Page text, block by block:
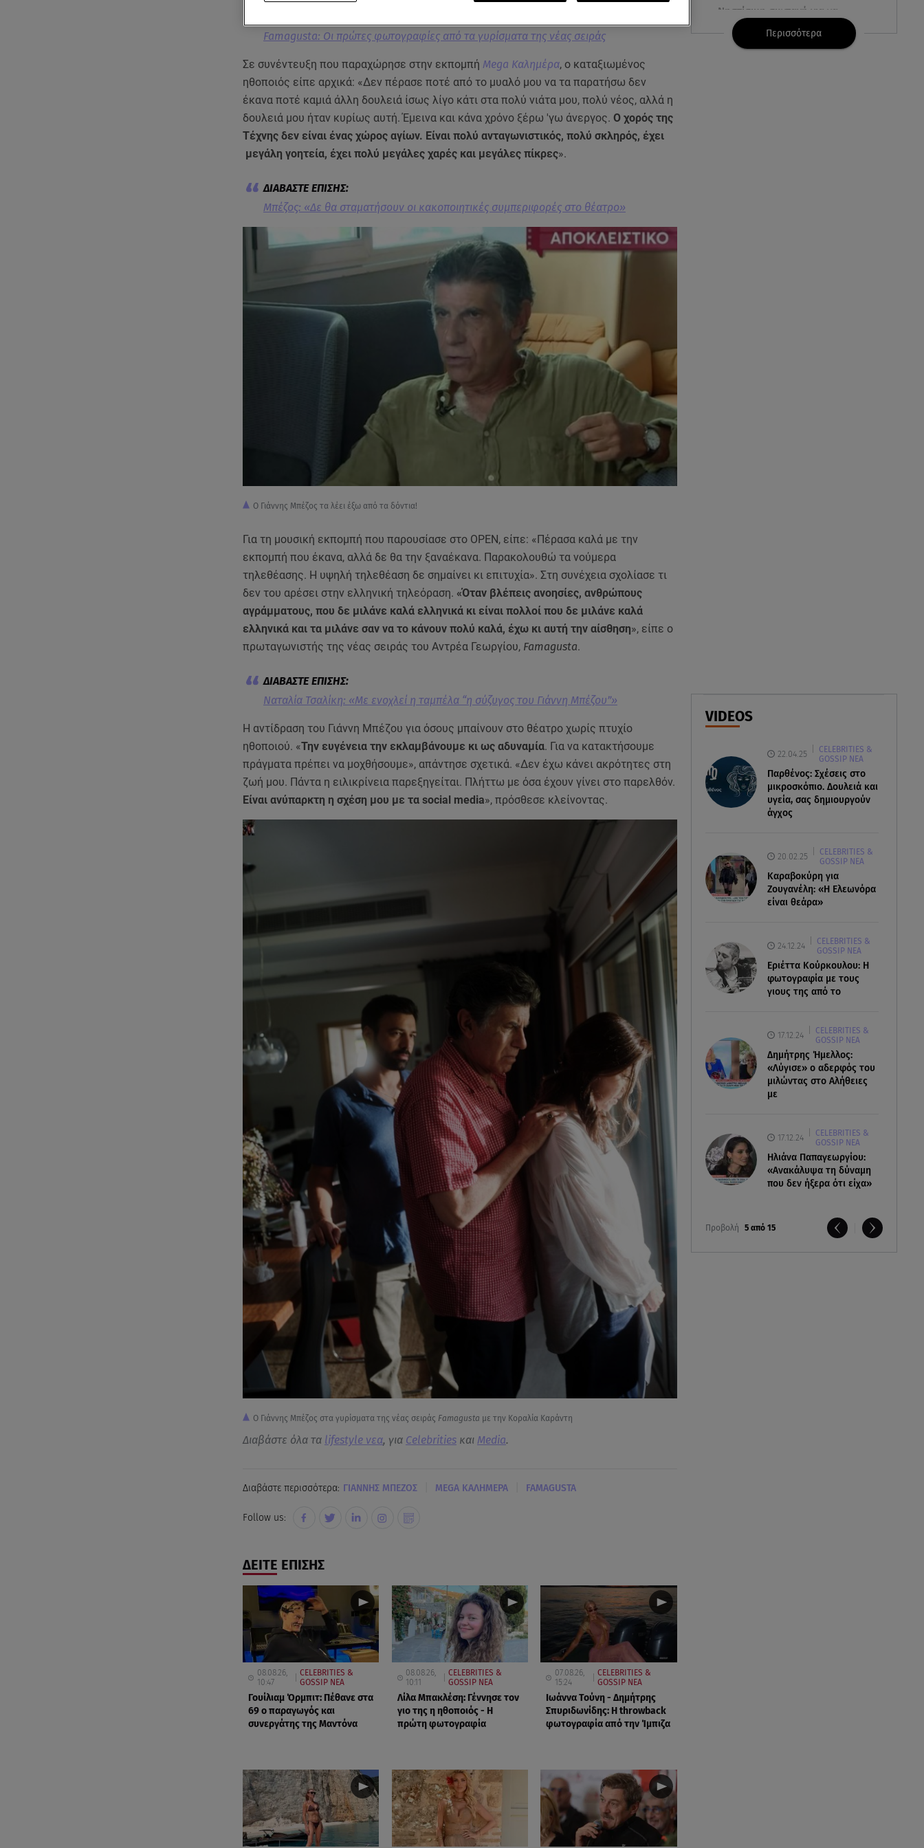
Νηστίσιμη συνταγή για να
φτιάξετε χαλβά με σοκολάτα και
πορτοκάλι
Κρήτη: Τουρίστας ρωτούσε
ασελγήσει σε 10χρονη
Περισσότερα
VIDEOS
22.04.25
CELEBRITIES &
GOSSIP ΝΕΑ
Παρθένος: Σχέσεις στο
μικροσκόπιο. Δουλειά και
υγεία, σας δημιουργούν
άγχος
20.02.25
CELEBRITIES &
GOSSIP ΝΕΑ
Καραβοκύρη για
Ζουγανέλη: «Η Ελεωνόρα
είναι θεάρα»
24.12.24
CELEBRITIES &
GOSSIP ΝΕΑ
Εριέττα Κούρκουλου: Η
φωτογραφία με τους
γιους της από το
17.12.24
CELEBRITIES &
GOSSIP ΝΕΑ
Δημήτρης Ήμελλος:
«Λύγισε» ο αδερφός του
μιλώντας στο Αλήθειες
με
17.12.24
CELEBRITIES &
GOSSIP ΝΕΑ
Ηλιάνα Παπαγεωργίου:
«Ανακάλυψα τη δύναμη
που δεν ήξερα ότι είχα»
Προβολή 5 από 15
Famagusta: Οι πρώτες φωτογραφίες από τα γυρίσματα της νέας σειράς
Σε συνέντευξη που παραχώρησε στην εκπομπή Mega Καλημέρα, ο καταξιωμένος
ηθοποιός είπε αρχικά: «Δεν πέρασε ποτέ από το μυαλό μου να τα παρατήσω δεν
έκανα ποτέ καμιά άλλη δουλειά ίσως λίγο κάτι στα πολύ νιάτα μου, πολύ νέος, αλλά η
δουλειά μου ήταν κυρίως αυτή. Έμεινα και κάνα χρόνο ξέρω 'γω άνεργος. Ο χορός της
Τέχνης δεν είναι ένας χώρος αγίων. Είναι πολύ ανταγωνιστικός, πολύ σκληρός, έχει
μεγάλη γοητεία, έχει πολύ μεγάλες χαρές και μεγάλες πίκρες».
Μπέζος: «Δε θα σταματήσουν οι κακοποιητικές συμπεριφορές στο θέατρο»
Ο Γιάννης Μπέζος τα λέει έξω από τα δόντια!
Για τη μουσική εκπομπή που παρουσίασε στο OPEN, είπε: «Πέρασα καλά με την
εκπομπή που έκανα, αλλά δε θα την ξαναέκανα. Παρακολουθώ τα νούμερα
τηλεθέασης. Η υψηλή τηλεθέαση δε σημαίνει κι επιτυχία». Στη συνέχεια σχολίασε τι
δεν του αρέσει στην ελληνική τηλεόραση. «Όταν βλέπεις ανοησίες, ανθρώπους
αγράμματους, που δε μιλάνε καλά ελληνικά κι είναι πολλοί που δε μιλάνε καλά
ελληνικά και τα μιλάνε σαν να το κάνουν πολύ καλά, έχω κι αυτή την αίσθηση», είπε ο
πρωταγωνιστής της νέας σειράς του Αντρέα Γεωργίου,Famagusta.
Ναταλία Τσαλίκη: «Με ενοχλεί η ταμπέλα “η σύζυγος του Γιάννη Μπέζου”»
Η αντίδραση του Γιάννη Μπέζου για όσους μπαίνουν στο θέατρο χωρίς πτυχίο
ηθοποιού. «Την ευγένεια την εκλαμβάνουμε κι ως αδυναμία. Για να κατακτήσουμε
πράγματα πρέπει να μοχθήσουμε», απάντησε σχετικά. «Δεν έχω κάνει ακρότητες στη
ζωή μου. Πάντα η ειλικρίνεια παρεξηγείται. Πλήττω με όσα έχουν γίνει στο παρελθόν.
Είναι ανύπαρκτη η σχέση μου με τα social media», πρόσθεσε κλείνοντας.
Ο Γιάννης Μπέζος στα γυρίσματα της νέας σειράς Famagusta με την Κοραλία Καράντη
Διαβάστε όλα τα lifestyle νεα, για Celebritiesκαι Media.
Διαβάστε περισσότερα: ΓΙΑΝΝΗΣ ΜΠΕΖΟΣ MEGA ΚΑΛΗΜΕΡΑ FAMAGUSTA
Follow us:
ΔΕΙΤΕ ΕΠΙΣΗΣ
08.08.26,
10:47
CELEBRITIES &
GOSSIP ΝΕΑ
Γουίλιαμ Όρμπιτ: Πέθανε στα
69 ο παραγωγός και
συνεργάτης της Μαντόνα
08.08.26,
10:11
CELEBRITIES &
GOSSIP ΝΕΑ
Λίλα Μπακλέση: Γέννησε τον
γιο της η ηθοποιός - Η
πρώτη φωτογραφία
07.08.26,
15:24
CELEBRITIES &
GOSSIP ΝΕΑ
Ιωάννα Τούνη - Δημήτρης
Σπυριδωνίδης: Η throwback
φωτογραφία από την Ίμπιζα